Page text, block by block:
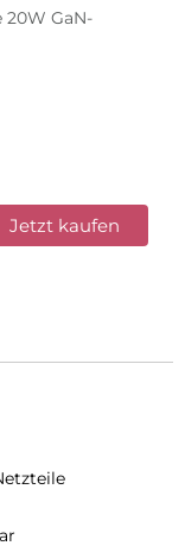
20W GaN-
Jetzt kaufen